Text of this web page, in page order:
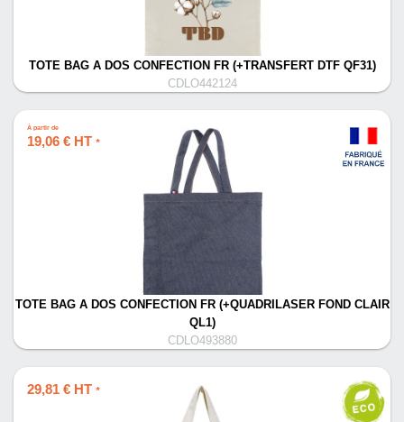
TOTE BAG A DOS CONFECTION FR (+TRANSFERT DTF QF31)
CDLO442124
À partir de
19,06 € HT *
TOTE BAG A DOS CONFECTION FR (+QUADRILASER FOND CLAIR
QL1)
CDLO493880
29,81 € HT *